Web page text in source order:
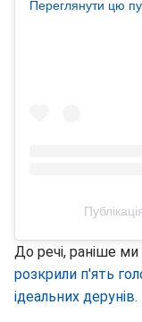
Переглянути цю
До речі, раніше
розкрили п'ять
ідеальних дерунів.